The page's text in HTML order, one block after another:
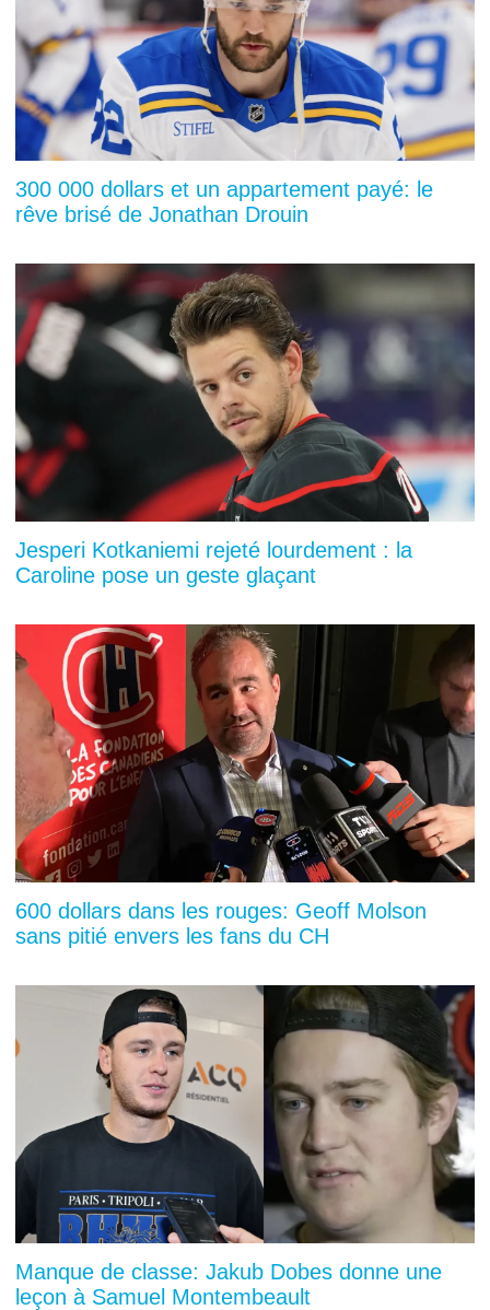
300 000 dollars et un appartement payé: le
rêve brisé de Jonathan Drouin
Jesperi Kotkaniemi rejeté lourdement : la
Caroline pose un geste glaçant
600 dollars dans les rouges: Geoff Molson
sans pitié envers les fans du CH
Manque de classe: Jakub Dobes donne une
leçon à Samuel Montembeault